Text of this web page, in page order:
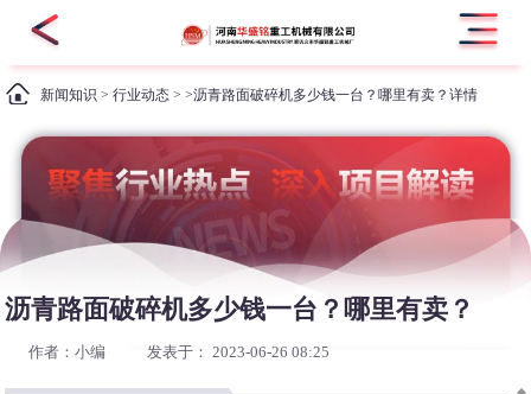
新闻知识 >行业动态 > >沥青路面破碎机多少钱一台？哪里有卖？详情
沥青路面破碎机多少钱一台？哪里有卖？
作者：小编 发表于： 2023-06-26 08:25